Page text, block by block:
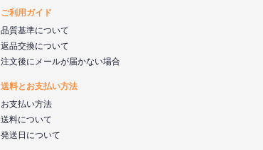
ご利用ガイド
品質基準について
返品交換について
注文後にメールが届かない場合
送料とお支払い方法
お支払い方法
送料について
発送日について